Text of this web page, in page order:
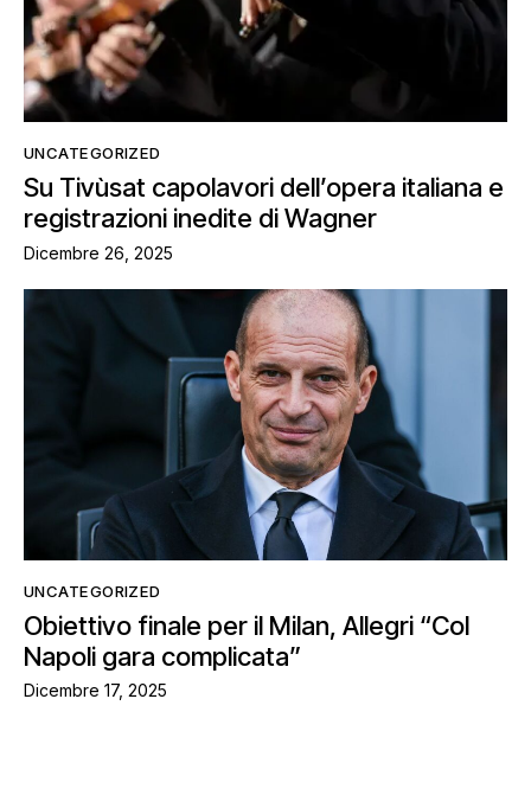
UNCATEGORIZED
Su Tivùsat capolavori dell’opera italiana e
registrazioni inedite di Wagner
Dicembre 26, 2025
UNCATEGORIZED
Obiettivo finale per il Milan, Allegri “Col
Napoli gara complicata”
Dicembre 17, 2025